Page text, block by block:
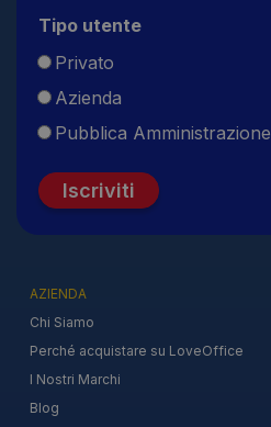
Tipo utente
Privato
Azienda
Pubblica Amministrazione
Iscriviti
AZIENDA
Chi Siamo
Perché acquistare su LoveOffice
I Nostri Marchi
Blog